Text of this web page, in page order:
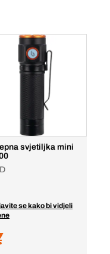
svjetiljka mini
se kako bi vidjeli